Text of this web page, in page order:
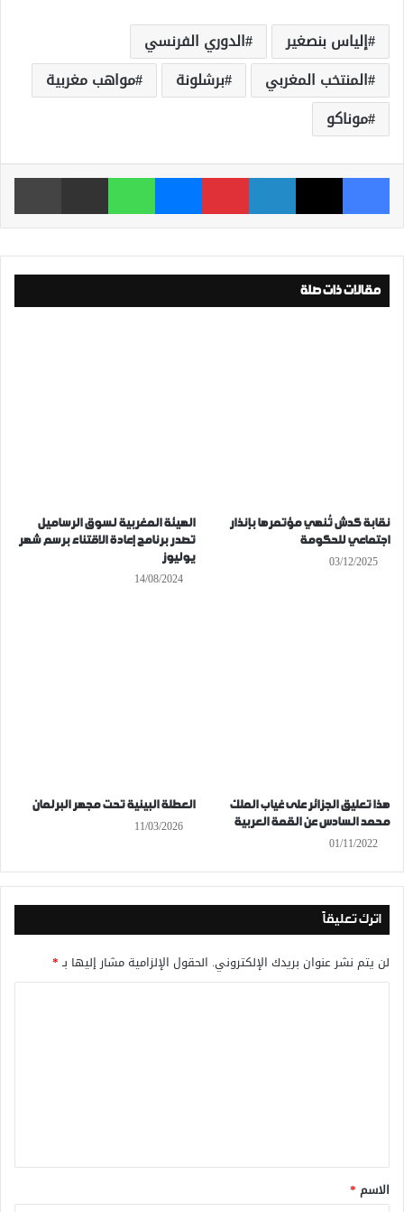
إلياس بنصغير
الدوري الفرنسي
المنتخب المغربي
برشلونة
مواهب مغربية
موناكو
فيسبوك ‫X لينكدإن بينتيريست ماسنجر واتساب مشاركة عبر البريد
مقالات ذات صلة
نقابة كدش تُنهي مؤتمرها بإنذار
اجتماعي للحكومة
03/12/2025
الهيئة المغربية لسوق الرساميل
تصدر برنامج إعادة الاقتناء برسم شهر
يوليوز
14/08/2024
هذا تعليق الجزائر على غياب الملك
محمد السادس عن القمة العربية
01/11/2022
العطلة البينية تحت مجهر البرلمان
11/03/2026
اترك تعليقاً
لن يتم نشر عنوان بريدك الإلكتروني. الحقول الإلزامية مشار إليها بـ*
*
الاسم *